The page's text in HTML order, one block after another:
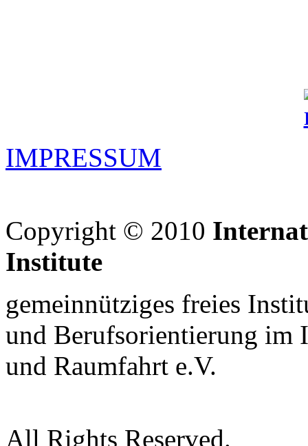
IMPRESSUM
Copyright © 2010
Institute
gemeinnütziges freies
und Berufsorientierung im
und Raumfahrt e.V.
All Rights Reserved.